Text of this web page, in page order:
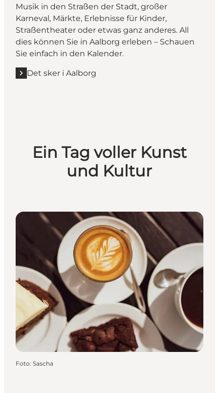
Musik in den Straßen der Stadt, großer
Karneval, Märkte, Erlebnisse für Kinder,
Straßentheater oder etwas ganz anderes. All
dies können Sie in Aalborg erleben – Schauen
Sie einfach in den Kalender.
Det sker i Aalborg
Ein Tag voller Kunst
und Kultur
Foto: Sascha